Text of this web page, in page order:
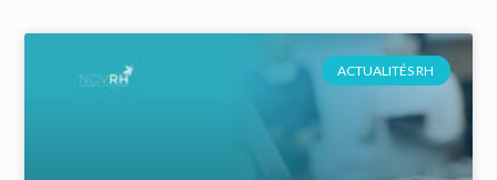
ACTUALITÉS RH